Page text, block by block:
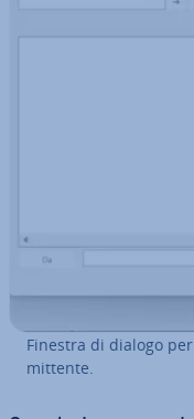
Finestra di dialogo
mittente.